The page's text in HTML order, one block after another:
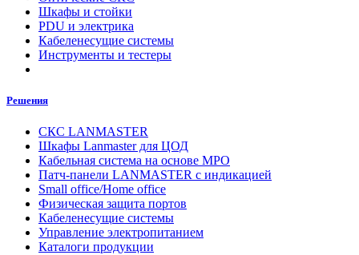
Шкафы и стойки
PDU и электрика
Кабеленесущие системы
Инструменты и тестеры
Решения
СКС LANMASTER
Шкафы Lanmaster для ЦОД
Кабельная система на основе MPO
Патч-панели LANMASTER с индикацией
Small office/Home office
Физическая защита портов
Кабеленесущие системы
Управление электропитанием
Каталоги продукции